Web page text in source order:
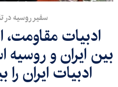
سفیر روسیه در
ادبیات
بین ایران و
ادبیات ایران